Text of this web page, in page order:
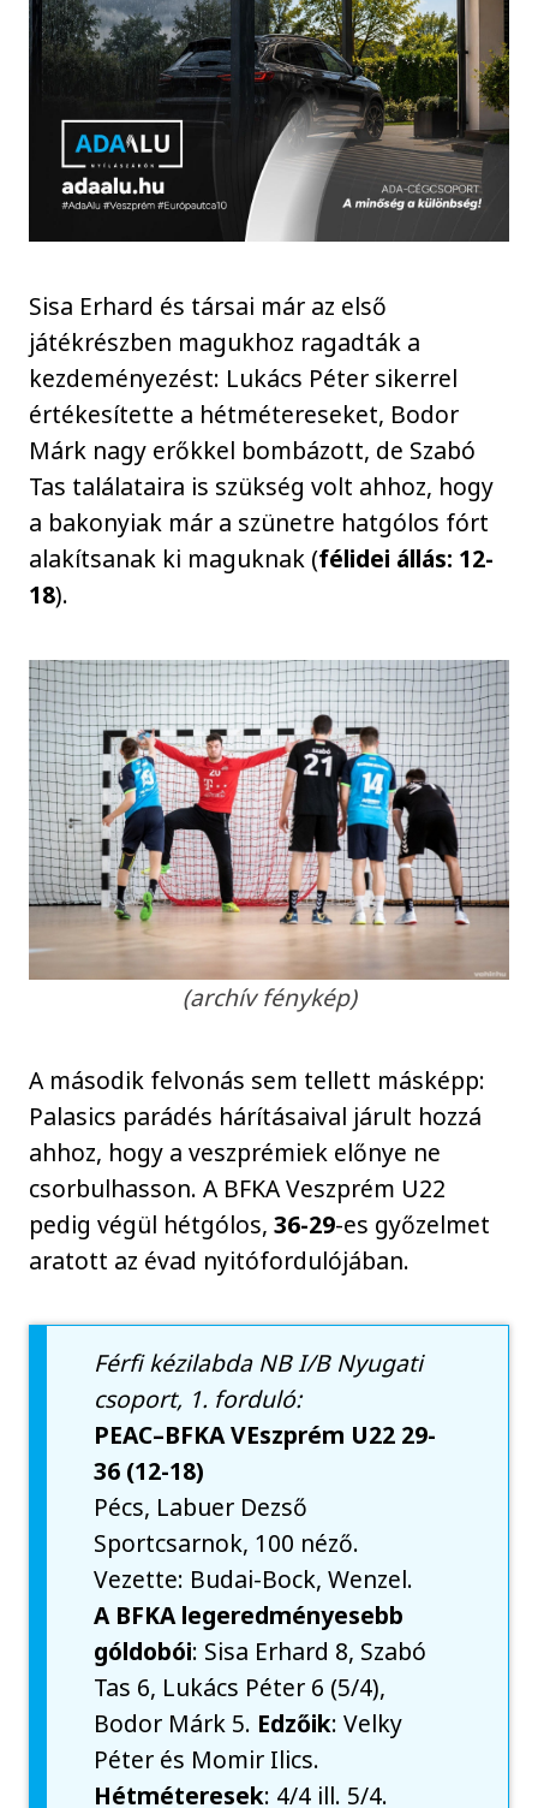
Sisa Erhard és társai már az első
játékrészben magukhoz ragadták a
kezdeményezést: Lukács Péter sikerrel
értékesítette a hétmétereseket, Bodor
Márk nagy erőkkel bombázott, de Szabó
Tas találataira is szükség volt ahhoz, hogy
a bakonyiak már a szünetre hatgólos fórt
alakítsanak ki maguknak (félidei állás: 12-
18).
(archív fénykép)
A második felvonás sem tellett másképp:
Palasics parádés hárításaival járult hozzá
ahhoz, hogy a veszprémiek előnye ne
csorbulhasson. A BFKA Veszprém U22
pedig végül hétgólos,36-29-es győzelmet
aratott az évad nyitófordulójában.
Férfi kézilabda NB I/B Nyugati
csoport, 1. forduló:
PEAC–BFKA VEszprém U22 29-
36 (12-18)
Pécs, Labuer Dezső
Sportcsarnok, 100 néző.
Vezette: Budai-Bock, Wenzel.
A BFKA legeredményesebb
góldobói: Sisa Erhard 8, Szabó
Tas 6, Lukács Péter 6 (5/4),
Bodor Márk 5. Edzőik: Velky
Péter és Momir Ilics.
Hétméteresek: 4/4 ill. 5/4.